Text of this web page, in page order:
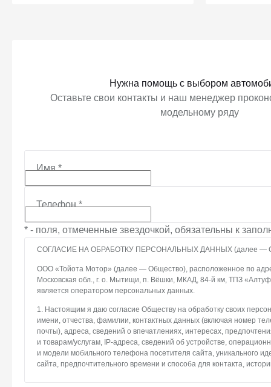
Нужна помощь с выбором
Оставьте свои контакты и наш менеджер
модельному ряду
Имя*
Телефон*
* - поля, отмеченные звездочкой, обязательны к
СОГЛАСИЕ НА ОБРАБОТКУ ПЕРСОНАЛЬНЫХ ДАННЫХ (далее —
ООО «Тойота Мотор» (далее — Общество), расположенное по
Московская обл., г. о. Мытищи, п. Вёшки, МКАД, 84-й км, ТПЗ
является оператором персональных данных.
1. Настоящим я даю согласие Обществу на обработку своих
имени, отчества, фамилии, контактных данных (включая номер
почты), адреса, сведений о впечатлениях, интересах,
и товарам/услугам, IP-адреса, сведений об устройстве,
и модели мобильного телефона посетителя сайта, уникального
сайта, предпочтительного времени и способа для контакта,